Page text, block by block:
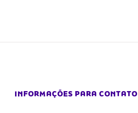
INFORMAÇÕES PARA CONTATO